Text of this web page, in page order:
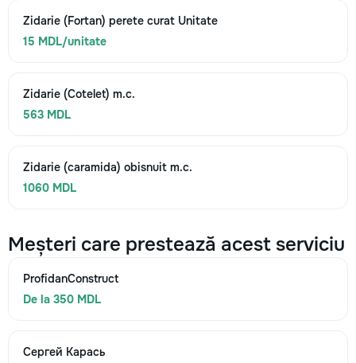
Zidarie (Fortan) perete curat Unitate
15 MDL/unitate
Zidarie (Cotelet) m.c.
563 MDL
Zidarie (caramida) obisnuit m.c.
1060 MDL
Meșteri care prestează acest serviciu
ProfidanConstruct
De la 350 MDL
Сергей Карась